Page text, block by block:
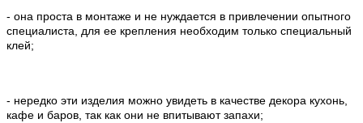
- она проста в монтаже и не нуждается в привлечении опытного
специалиста, для ее крепления необходим только специальный
клей;
- нередко эти изделия можно увидеть в качестве декора кухонь,
кафе и баров, так как они не впитывают запахи;